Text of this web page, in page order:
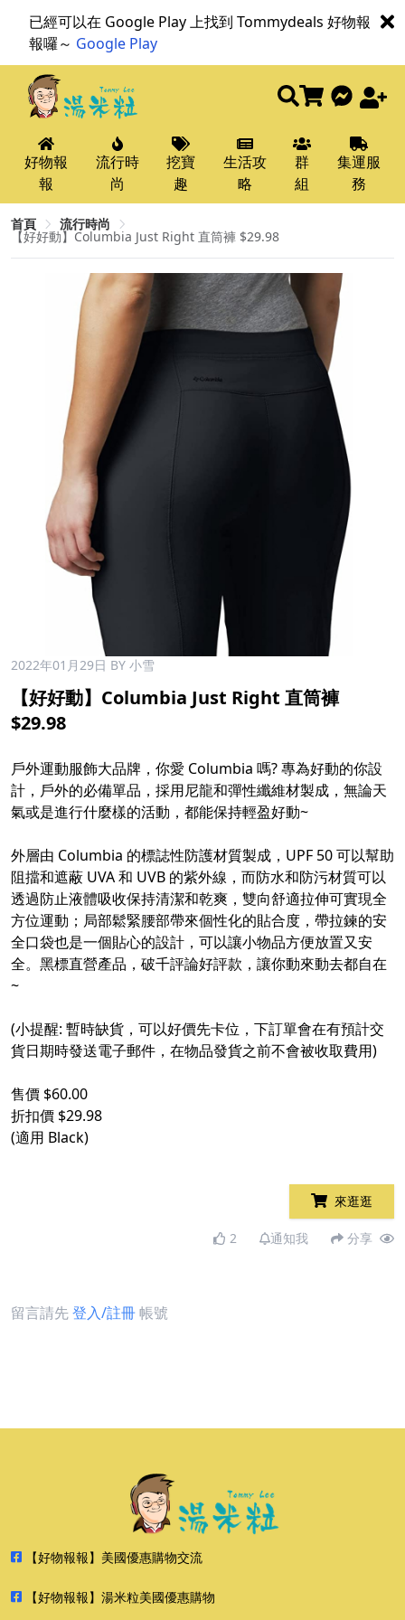
已經可以在 Google Play 上找到 Tommydeals 好物報
報囉～ Google Play
好物報
報
流行時
尚
挖寶
趣
生活攻
略
群
組
集運服
務
首頁 流行時尚
【好好動】Columbia Just Right 直筒褲 $29.98
2022年01月29日 BY 小雪
【好好動】Columbia Just Right 直筒褲
$29.98
戶外運動服飾大品牌，你愛 Columbia 嗎? 專為好動的你設
計，戶外的必備單品，採用尼龍和彈性纖維材製成，無論天
氣或是進行什麼樣的活動，都能保持輕盈好動~
外層由 Columbia 的標誌性防護材質製成，UPF 50 可以幫助
阻擋和遮蔽 UVA 和 UVB 的紫外線，而防水和防污材質可以
透過防止液體吸收保持清潔和乾爽，雙向舒適拉伸可實現全
方位運動；局部鬆緊腰部帶來個性化的貼合度，帶拉鍊的安
全口袋也是一個貼心的設計，可以讓小物品方便放置又安
全。黑標直營產品，破千評論好評款，讓你動來動去都自在
~
(小提醒: 暫時缺貨，可以好價先卡位，下訂單會在有預計交
貨日期時發送電子郵件，在物品發貨之前不會被收取費用)
售價 $60.00
折扣價 $29.98
(適用 Black)
來逛逛
2 通知我 分享
留言請先登入/註冊帳號
【好物報報】美國優惠購物交流
【好物報報】湯米粒美國優惠購物